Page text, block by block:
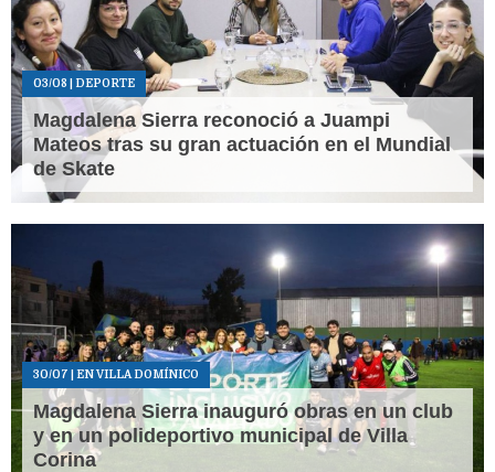
03/08 | DEPORTE
Magdalena Sierra reconoció a Juampi
Mateos tras su gran actuación en el Mundial
de Skate
30/07 | EN VILLA DOMÍNICO
Magdalena Sierra inauguró obras en un club
y en un polideportivo municipal de Villa
Corina